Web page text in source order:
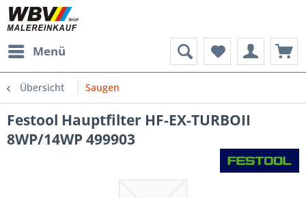
Menü
Übersicht Saugen
Festool Hauptfilter HF-EX-TURBOII
8WP/14WP 499903